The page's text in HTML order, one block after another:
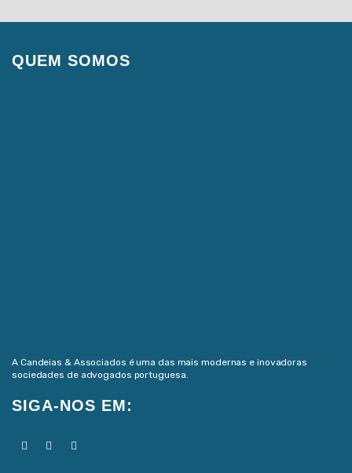
QUEM SOMOS
A Candeias & Associados é uma das mais modernas e inovadoras
sociedades de advogados portuguesa.
SIGA-NOS EM: